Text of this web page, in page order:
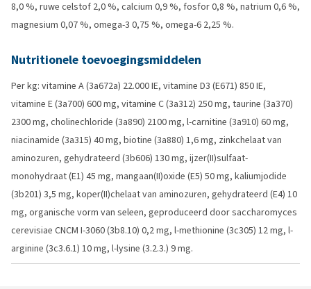
8,0 %, ruwe celstof 2,0 %, calcium 0,9 %, fosfor 0,8 %, natrium 0,6 %,
magnesium 0,07 %, omega-3 0,75 %, omega-6 2,25 %.
Nutritionele toevoegingsmiddelen
Per kg: vitamine A (3a672a) 22.000 IE, vitamine D3 (E671) 850 IE,
vitamine E (3a700) 600 mg, vitamine C (3a312) 250 mg, taurine (3a370)
2300 mg, cholinechloride (3a890) 2100 mg, l-carnitine (3a910) 60 mg,
niacinamide (3a315) 40 mg, biotine (3a880) 1,6 mg, zinkchelaat van
aminozuren, gehydrateerd (3b606) 130 mg, ijzer(II)sulfaat-
monohydraat (E1) 45 mg, mangaan(II)oxide (E5) 50 mg, kaliumjodide
(3b201) 3,5 mg, koper(II)chelaat van aminozuren, gehydrateerd (E4) 10
mg, organische vorm van seleen, geproduceerd door saccharomyces
cerevisiae CNCM I-3060 (3b8.10) 0,2 mg, l-methionine (3c305) 12 mg, l-
arginine (3c3.6.1) 10 mg, l-lysine (3.2.3.) 9 mg.